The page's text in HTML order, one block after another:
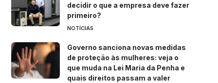
decidir o que a empresa deve fazer
primeiro?
NOTÍCIAS
Governo sanciona novas medidas
de proteção às mulheres: veja o
que muda na Lei Maria da Penha e
quais direitos passam a valer